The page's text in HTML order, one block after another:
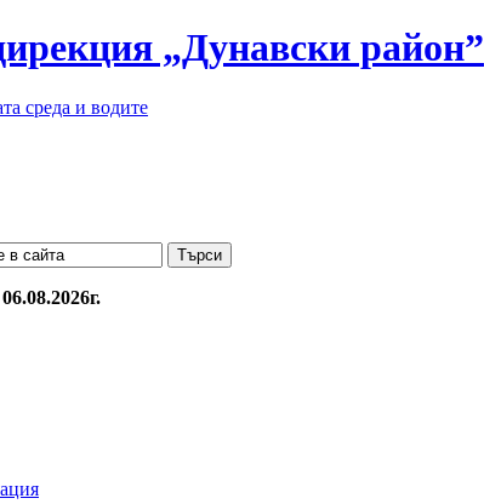
„Дунавски район”
среда и водите
06.08.2026г.